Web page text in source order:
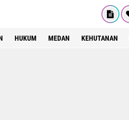
HUKUM MEDAN KEHUTANAN